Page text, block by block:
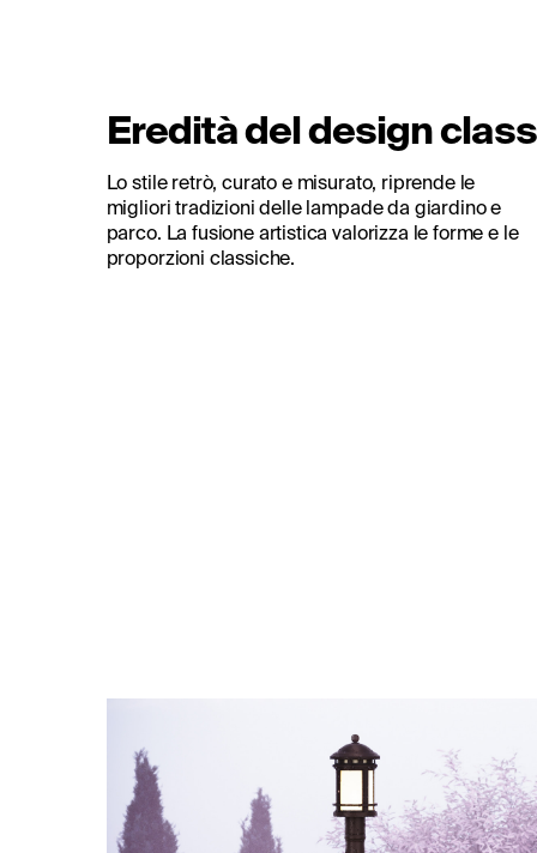
Eredità del design
Lo stile retrò, curato e misurato, riprende le
migliori tradizioni delle lampade da giardino e
parco. La fusione artistica valorizza le forme e le
proporzioni classiche.